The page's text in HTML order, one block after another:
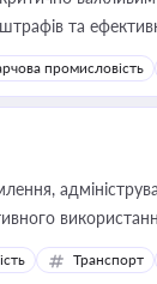
та
промисловість
Транспорт